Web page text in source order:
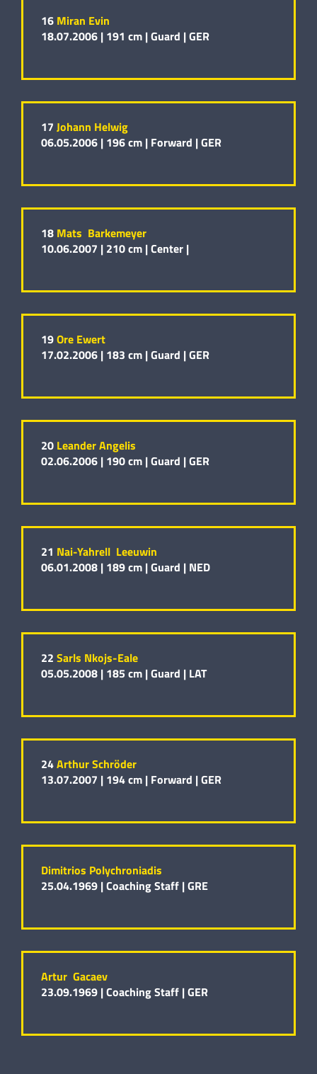
16 Miran Evin
18.07.2006 | 191 cm |Guard |GER
17 Johann Helwig
06.05.2006 | 196 cm | Forward |GER
18 Mats Barkemeyer
10.06.2007 | 210 cm |Center |
19Ore Ewert
17.02.2006 | 183 cm |Guard |GER
20 Leander Angelis
02.06.2006 | 190 cm |Guard |GER
21 Nai-Yahrell Leeuwin
06.01.2008 | 189 cm |Guard | NED
22 Sarls Nkojs-Eale
05.05.2008 | 185 cm |Guard | LAT
24Arthur Schröder
13.07.2007 | 194 cm | Forward |GER
Dimitrios Polychroniadis
25.04.1969 |Coaching Staff |GRE
Artur Gacaev
23.09.1969 |Coaching Staff |GER